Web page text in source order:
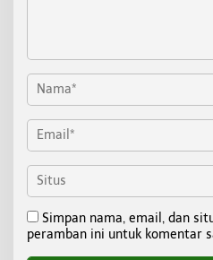
Simpan nama, email, dan
peramban ini untuk komentar